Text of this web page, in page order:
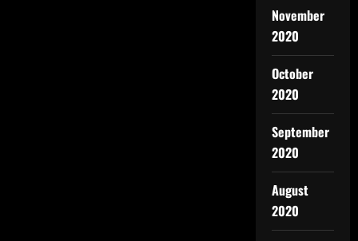
November
2020
October
2020
September
2020
August
2020